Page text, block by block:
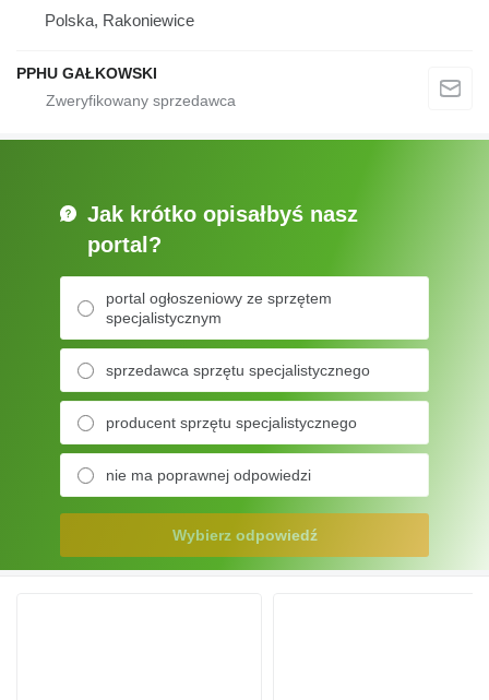
Polska, Rakoniewice
PPHU GAŁKOWSKI
Jak krótko opisałbyś nasz
portal?
portal ogłoszeniowy ze sprzętem
specjalistycznym
sprzedawca sprzętu specjalistycznego
producent sprzętu specjalistycznego
nie ma poprawnej odpowiedzi
Wybierz odpowiedź